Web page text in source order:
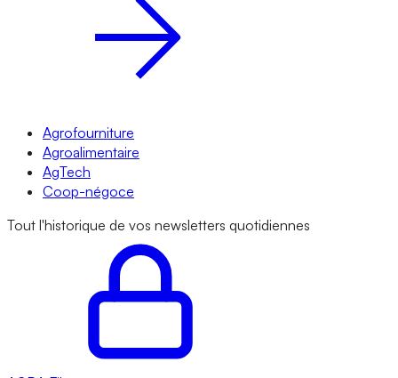
Agrofourniture
Agroalimentaire
AgTech
Coop-négoce
Tout l'historique de vos newsletters quotidiennes